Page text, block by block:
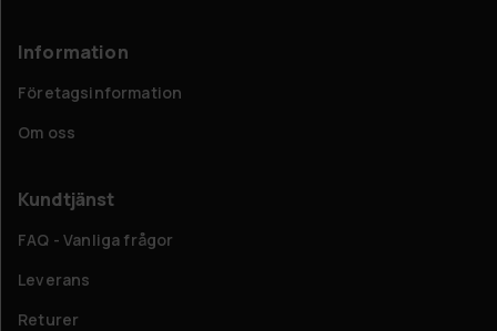
Information
Företagsinformation
Om oss
Kundtjänst
FAQ - Vanliga frågor
Leverans
Returer